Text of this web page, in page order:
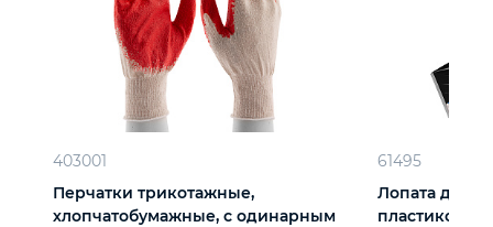
403001
Перчатки трикотажные,
хлопчатобумажные, с одинарным
61495
Лопата для
пластиковая,